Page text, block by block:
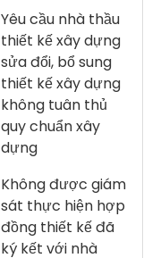
Yêu cầu nhà thầu
thiết kế xây dựng
sửa đổi, bổ sung
thiết kế xây dựng
không tuân thủ
quy chuẩn xây
dựng
Không được giám
sát thực hiện hợp
đồng thiết kế đã
ký kết với nhà